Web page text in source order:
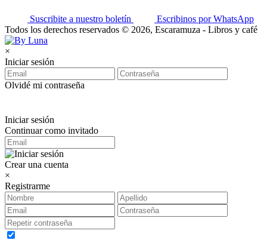
Suscribite a nuestro boletín
Escribinos por WhatsApp
Todos los derechos reservados © 2026, Escaramuza - Libros y café
×
Iniciar sesión
Olvidé mi contraseña
Iniciar sesión
Continuar como invitado
Crear una cuenta
×
Registrarme